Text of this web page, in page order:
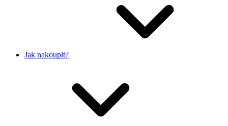
Jak nakoupit?